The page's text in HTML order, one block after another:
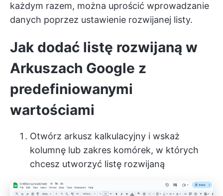
każdym razem, można uprościć wprowadzanie
danych poprzez ustawienie rozwijanej listy.
Jak dodać listę rozwijaną w
Arkuszach Google z
predefiniowanymi
wartościami
Otwórz arkusz kalkulacyjny i wskaż
kolumnę lub zakres komórek, w których
chcesz utworzyć listę rozwijaną